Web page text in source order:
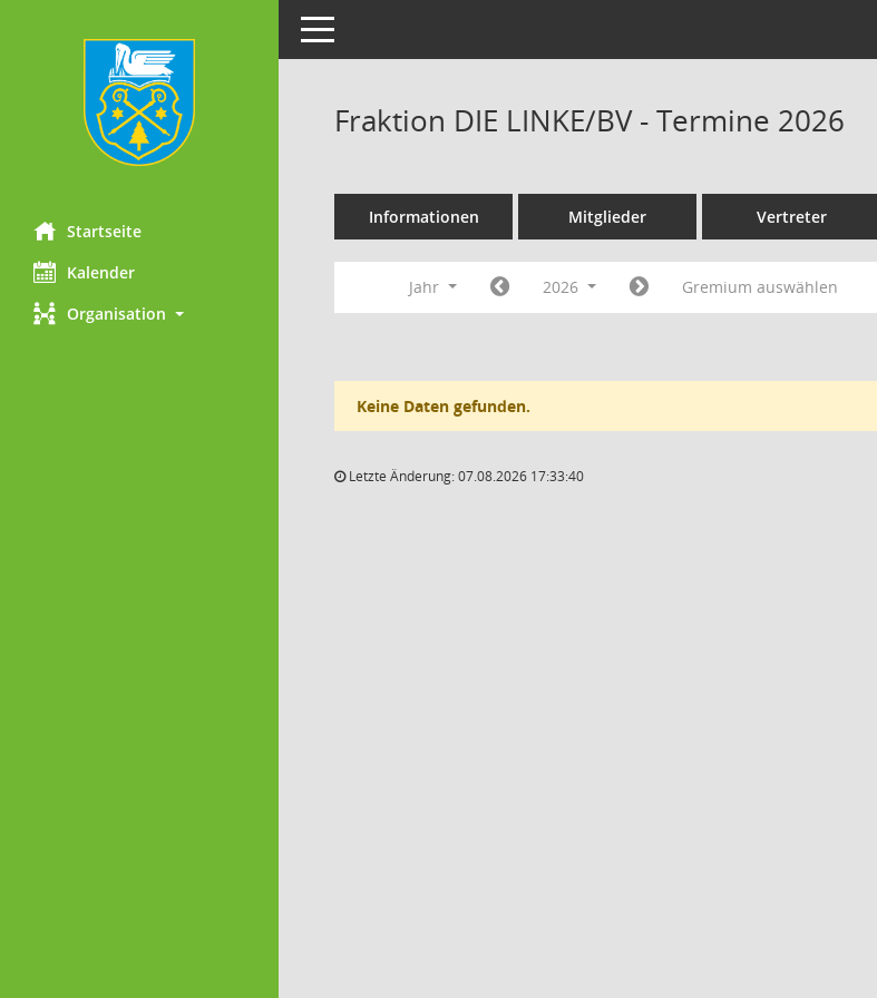
Startseite
Kalender
Organisation
Toggle navigation
Fraktion DIE LINKE/BV - Termine 2026
Informationen Mitglieder Vertreter
Jahr 2026 Gremium auswählen
Keine Daten gefunden.
Letzte Änderung: 07.08.2026 17:33:40